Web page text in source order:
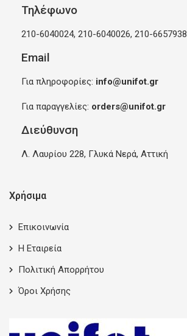
Τηλέφωνο
210-6040024, 210-6040026, 210-6657938
Email
Για πληροφορίες: info@unifot.gr
Για παραγγελίες: orders@unifot.gr
Διεύθυνση
Λ. Λαυρίου 228, Γλυκά Νερά, Αττική
Χρήσιμα
Επικοινωνία
Η Εταιρεία
Πολιτική Απορρήτου
Όροι Χρήσης